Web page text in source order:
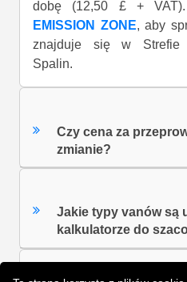
dobę (12,50 £ +
EMISSION ZONE, aby
znajduje się w Strefie
Spalin.
Czy cena za
zmianie?
Jakie typy vanów są
kalkulatorze do